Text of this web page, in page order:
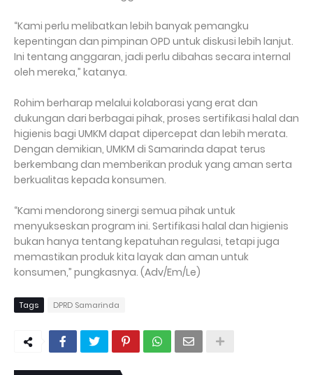
“Kami perlu melibatkan lebih banyak pemangku
kepentingan dan pimpinan OPD untuk diskusi lebih lanjut.
Ini tentang anggaran, jadi perlu dibahas secara internal
oleh mereka,” katanya.
Rohim berharap melalui kolaborasi yang erat dan
dukungan dari berbagai pihak, proses sertifikasi halal dan
higienis bagi UMKM dapat dipercepat dan lebih merata.
Dengan demikian, UMKM di Samarinda dapat terus
berkembang dan memberikan produk yang aman serta
berkualitas kepada konsumen.
“Kami mendorong sinergi semua pihak untuk
menyukseskan program ini. Sertifikasi halal dan higienis
bukan hanya tentang kepatuhan regulasi, tetapi juga
memastikan produk kita layak dan aman untuk
konsumen,” pungkasnya. (Adv/Em/Le)
Tags DPRD Samarinda